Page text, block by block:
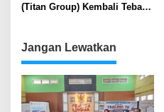
(Titan Group) Kembali Tebar
Jangan Lewatkan